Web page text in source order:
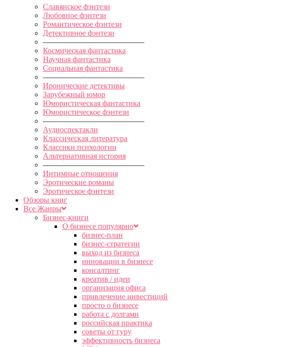
Славянское фэнтези
Любовное фэнтези
Романтическое фэнтези
Детективное фэнтези
—————————————
Космическая фантастика
Научная фантастика
Социальная фантастика
—————————————
Иронические детективы
Зарубежный юмор
Юмористическая фантастика
Юмористическое фэнтези
—————————————
Аудиоспектакли
Классическая литература
Классики психологии
Альтернативная история
—————————————
Интимные отношения
Эротические романы
Эротическое фэнтези
Обзоры книг
Все Жанры
Бизнес-книги
О бизнесе популярно
бизнес-план
бизнес-стратегии
выход из бизнеса
инновации в бизнесе
консалтинг
креатив / идеи
организация офиса
привлечение инвестиций
просто о бизнесе
работа с долгами
российская практика
советы от гуру
эффективность бизнеса